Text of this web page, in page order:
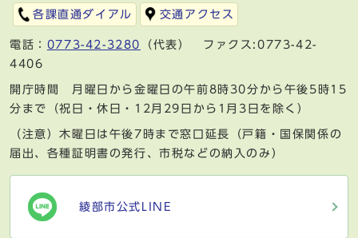
各課直通ダイアル
交通アクセス
電話： 0773-42-3280
（代表） ファクス:0773-42-
4406
開庁時間 月曜日から金曜日の午前8時30分から午後5時15
分まで（祝日・休日・12月29日から1月3日を除く）
（注意）木曜日は午後7時まで窓口延長（戸籍・国保関係の
届出、各種証明書の発行、市税などの納入のみ）
綾部市公式LINE